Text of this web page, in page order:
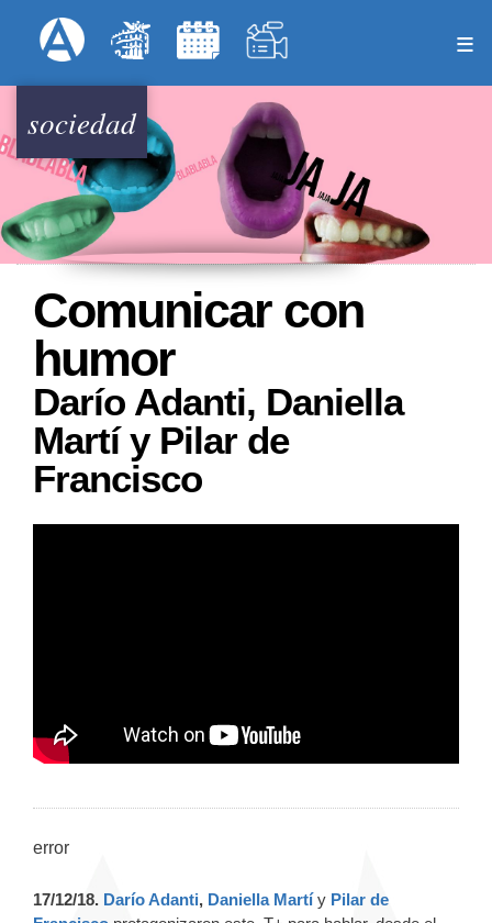
al
principal
Menú Superior
sociedad
Comunicar con
humor
Darío Adanti, Daniella
Martí y Pilar de
Francisco
error
17/12/18. Darío Adanti, Daniella Martíy Pilar de